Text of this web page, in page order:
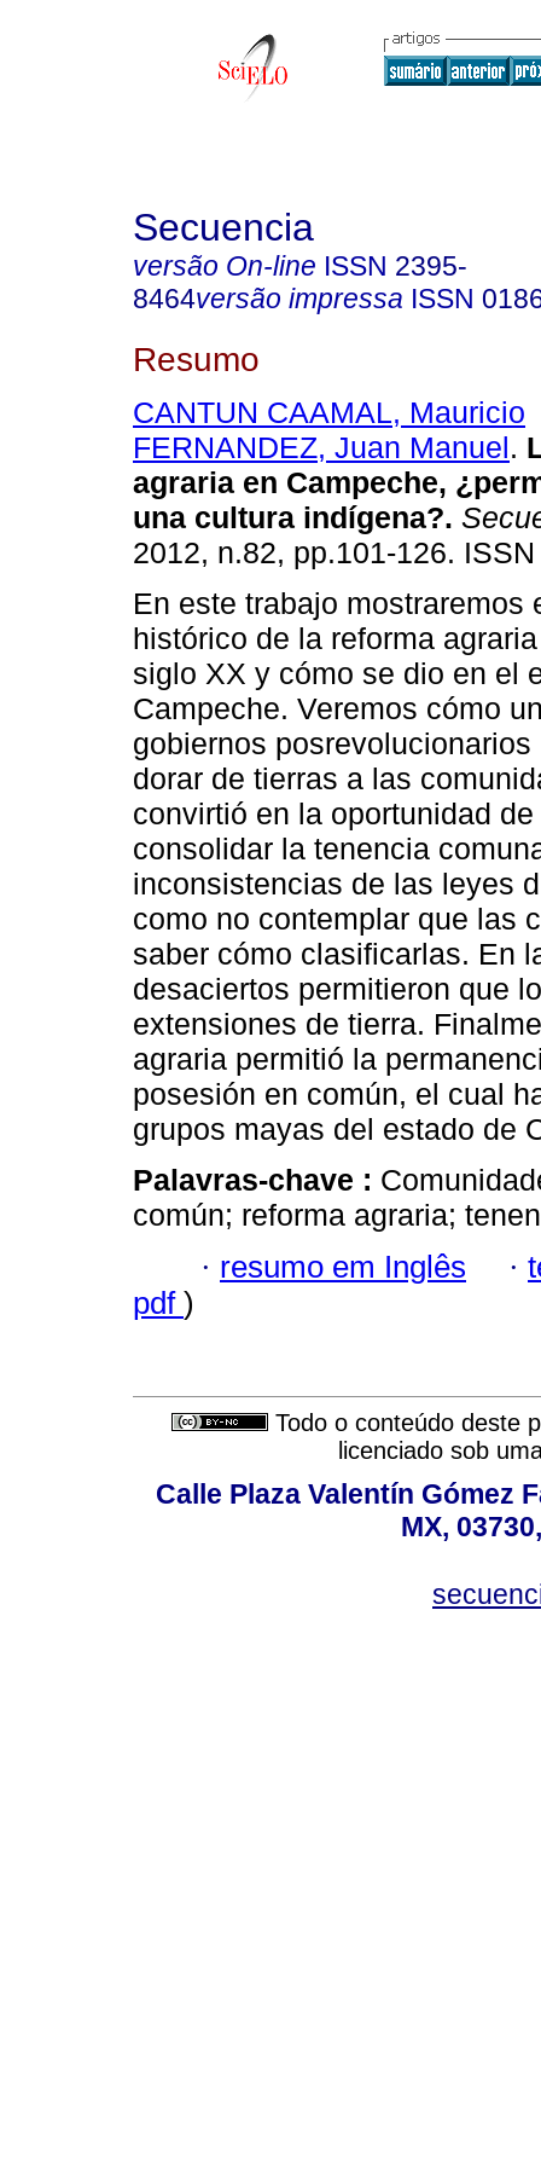
Secuencia
versão On-line ISSN 2395-
8464versão impressa ISSN
Resumo
CANTUN CAAMAL, Mauricio
FERNANDEZ, Juan Manuel.
agraria en Campeche,
una cultura indí­gena?.
2012, n.82, pp.101-126.
En este trabajo mostraremos
histórico de la reforma
siglo XX y cómo se dio en el
Campeche. Veremos cómo
gobiernos
dorar de tierras a las
convirtió en la oportunidad
consolidar la tenencia
inconsistencias de las leyes
como no contemplar que las
saber cómo clasificarlas. En
desaciertos permitieron que
extensiones de tierra.
agraria permitió la
posesión en común, el cual
grupos mayas del estado de
Palavras-chave :
común; reforma agraria;
· resumo em Inglês ·
pdf )
Todo o conteúdo deste
licenciado sob
Calle Plaza Valentín Gómez
MX,